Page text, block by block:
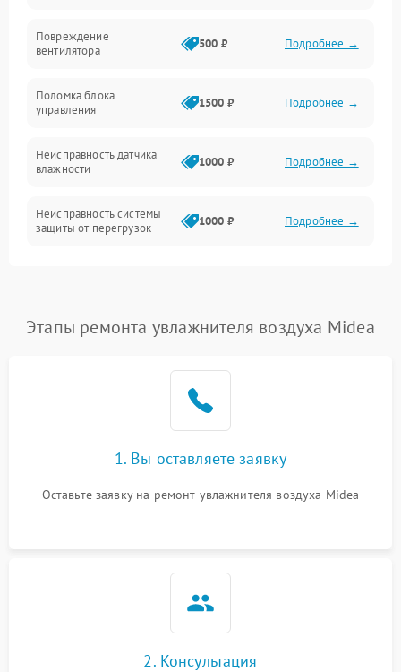
Датчики
Повреждение
вентилятора
500 ₽ Подробнее →
Поломка блока
управления
1500 ₽ Подробнее →
Неисправность датчика
влажности
1000 ₽ Подробнее →
Неисправность системы
защиты от перегрузок
1000 ₽ Подробнее →
1000 ₽
Повреждение системы
перенапряжения
1000 ₽
1300 ₽
Этапы ремонта увлажнителя воздуха Midea
1. Вы оставляете заявку
Оставьте заявку на ремонт увлажнителя воздуха Midea
2. Консультация